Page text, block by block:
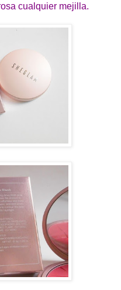
cualquier mejilla.